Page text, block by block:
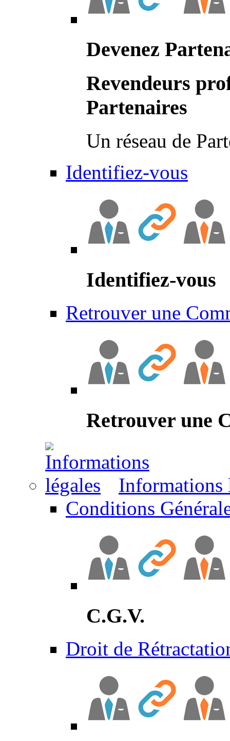
Devenez
Revendeurs
Partenaires
Un réseau de
Identifiez-vous
Identifiez-vous
Retrouver une
Retrouver une
Informations
Conditions
C.G.V.
Droit de